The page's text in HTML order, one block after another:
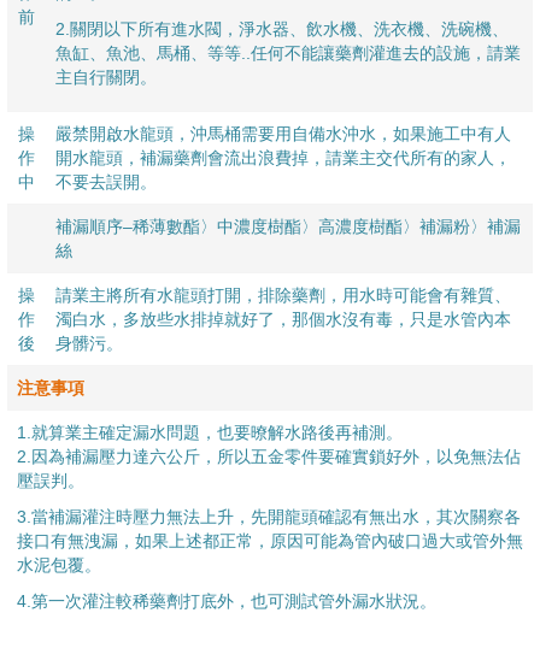
前
2.關閉以下所有進水閥， 淨水器、飲水機、洗衣機、洗碗機、
魚缸、魚池、馬桶、等等..任何不能讓藥劑灌進去的設施，請業
主自行關閉。
操
作
中
嚴禁開啟水龍頭，沖馬桶需要用自備水沖水，如果施工中有人
開水龍頭，補漏藥劑會流出浪費掉，請業主交代所有的家人，
不要去誤開。
補漏順序–稀薄數酯〉中濃度樹酯〉高濃度樹酯〉補漏粉〉補漏
絲
操
作
後
請業主將所有水龍頭打開，排除藥劑，用水時可能會有雜質、
濁白水，多放些水排掉就好了，那個水沒有毒，只是水管內本
身髒污。
注意事項
1.就算業主確定漏水問題，也要暸解水路後再補測。
2.因為補漏壓力達六公斤，所以五金零件要確實鎖好外，以免無法佔
壓誤判。
3.當補漏灌注時壓力無法上升，先開龍頭確認有無出水，其次關察各
接口有無洩漏，如果上述都正常，原因可能為管內破口過大或管外無
水泥包覆。
4.第一次灌注較稀藥劑打底外，也可測試管外漏水狀況。